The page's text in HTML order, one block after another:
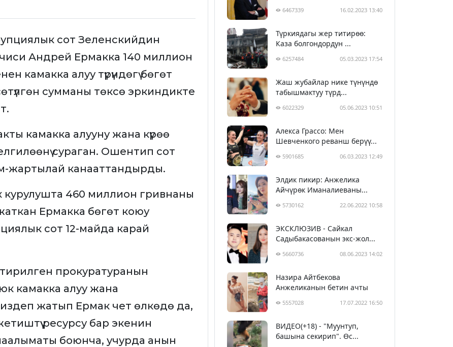
сот Зеленскийдин
Андрей Ермакка 140 миллион
камакка алуу түрүндөгү бөгөт
сумманы төксө эркиндикте
камакка алууну жана күрөө
сураган. Ошентип сот
жартылай канааттандырды.
460 миллион гривнаны
Ермакка бөгөт коюу
сот 12-майда карай
прокуратуранын
камакка алуу жана
жатып Ермак чет өлкөдө да,
ресурсу бар экенин
боюнча, учурда анын
6467339 16.02.2023 13:40
Түркиядагы жер титирөө:
Каза болгондордун ...
6257484 05.03.2023 17:54
Жаш жубайлар нике түнүндө
табышмактуу түрд...
6022329 05.06.2023 10:51
Алекса Грассо: Мен
Шевченкого реванш берүү...
5901685 06.03.2023 12:49
Элдик пикир: Анжелика
Айчүрөк Иманалиеваны...
5730162 22.06.2022 10:58
ЭКСКЛЮЗИВ - Сайкал
Садыбакасованын экс-жол...
5660736 08.06.2023 14:02
Назира Айтбекова
Анжеликанын бетин ачты
5557028 17.07.2022 16:50
ВИДЕО(+18) - "Муунтуп,
башына секирип". Өс...